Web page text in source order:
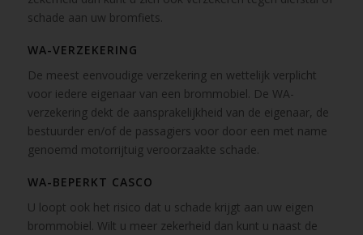
schade aan uw bromfiets.
WA-VERZEKERING
De meest eenvoudige verzekering en wettelijk verplicht
voor iedere eigenaar van een brommobiel. De WA-
verzekering dekt de aansprakelijkheid van de eigenaar, de
bestuurder en/of de passagiers voor door een met name
genoemd motorrijtuig veroorzaakte schade.
WA-BEPERKT CASCO
U loopt ook het risico dat u schade krijgt aan uw eigen
brommobiel. Wilt u meer zekerheid dan kunt u naast de